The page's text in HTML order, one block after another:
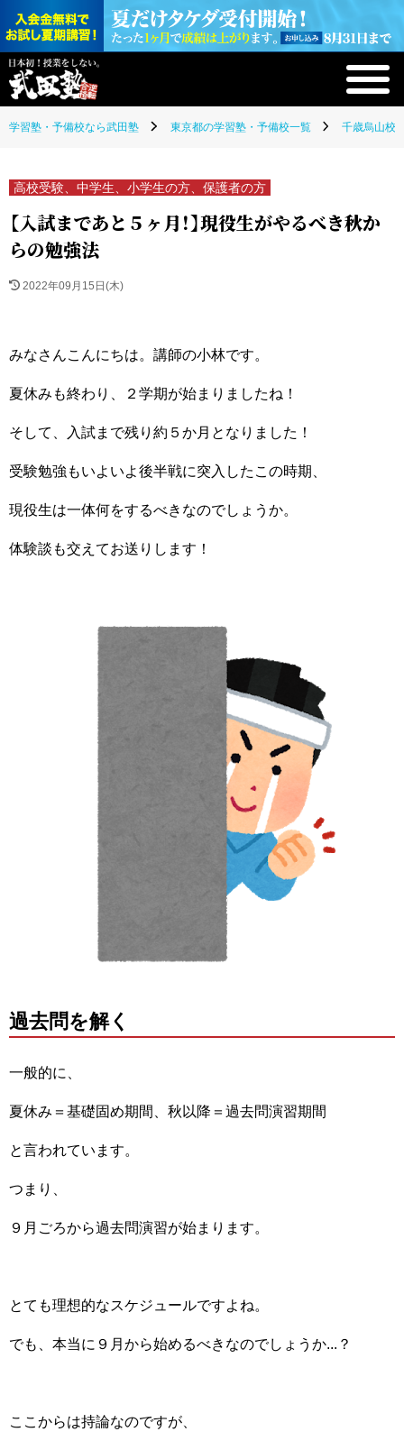
学習塾・予備校なら武田塾 東京都の学習塾・予備校一覧 千歳烏山校(
高校受験、中学生、小学生の方、保護者の方
【入試まであと５ヶ月！】現役生がやるべき秋か
らの勉強法
2022年09月15日(木)
みなさんこんにちは。講師の小林です。
夏休みも終わり、２学期が始まりましたね！
そして、入試まで残り約５か月となりました！
受験勉強もいよいよ後半戦に突入したこの時期、
現役生は一体何をするべきなのでしょうか。
体験談も交えてお送りします！
過去問を解く
一般的に、
夏休み＝基礎固め期間、秋以降＝過去問演習期間
と言われています。
つまり、
９月ごろから過去問演習が始まります。
とても理想的なスケジュールですよね。
でも、本当に９月から始めるべきなのでしょうか...？
ここからは持論なのですが、